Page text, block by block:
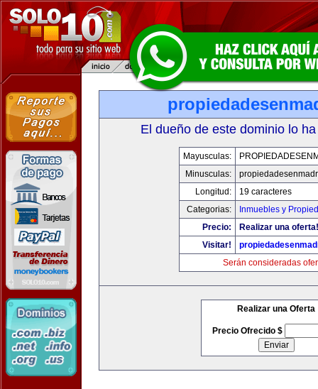
El dueño de este dominio lo
Mayusculas:
Minusculas:
Longitud:
19 caracteres
Categorias:
Inmuebles y
Precio:
Realizar una oferta!
Visitar!
Serán consideradas
Realizar una Oferta
Precio Ofrecido $